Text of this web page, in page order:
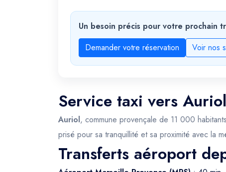
Un besoin précis pour votre prochain
Demander votre réservation
Voir nos
Service taxi vers
Auriol, commune provençale de 11 000
prisé pour sa tranquillité et sa proximité avec la
Transferts aéroport